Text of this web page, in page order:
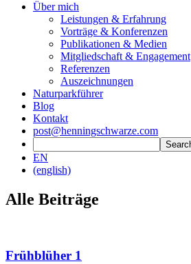
Über mich
Leistungen & Erfahrung
Vorträge & Konferenzen
Publikationen & Medien
Mitgliedschaft & Engagement
Referenzen
Auszeichnungen
Naturparkführer
Blog
Kontakt
post@henningschwarze.com
EN
(english)
Alle Beiträge
Frühblüher 1